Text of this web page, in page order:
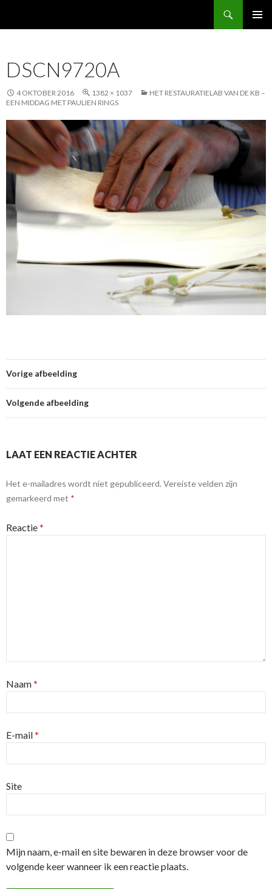
SPRINGEN
DSCN9720A
4 OKTOBER 2016 1382 × 1037
HET RESTAURATIELAB VAN DE KB –
EEN MIDDAG MET PAULIEN RINGS
Vorige afbeelding
Volgende afbeelding
LAAT EEN REACTIE ACHTER
Het e-mailadres wordt niet gepubliceerd. Vereiste velden zijn
gemarkeerd met *
Reactie*
Naam*
E-mail*
Site
Mijn naam, e-mail en site bewaren in deze browser voor de
volgende keer wanneer ik een reactie plaats.